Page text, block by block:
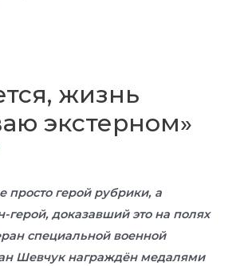
жизнь
экстерном»
просто герой рубрики, а
герой, доказавший это на полях
специальной военной
Шевчук награждён медалями